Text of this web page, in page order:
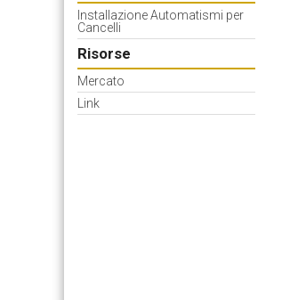
Installazione Automatismi per
Cancelli
Risorse
Mercato
Link